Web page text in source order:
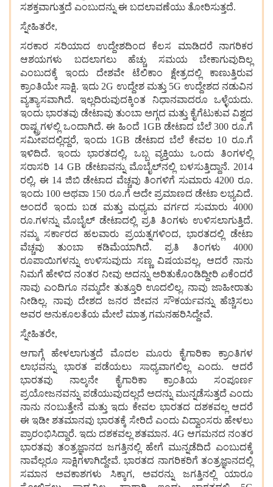
ಸಶಕ್ತವಾಗುತ್ತದೆ ಎಂಬುದನ್ನು ಈ ಬದಲಾವಣೆಯು ತೋರಿಸುತ್ತದೆ.
ಸ್ನೇಹಿತರೇ,
ಸರಕಾರ ಸರಿಯಾದ ಉದ್ದೇಶದಿಂದ ಕೆಲಸ ಮಾಡಿದರೆ ನಾಗರಿಕರ
ಆಶಯಗಳು ಬದಲಾಗಲು ಹೆಚ್ಚು ಸಮಯ ಬೇಕಾಗುವುದಿಲ್ಲ
ಎಂಬುದಕ್ಕೆ ಇಂದು ದೇಶವೇ ಟೆಲಿಕಾಂ ಕ್ಷೇತ್ರದಲ್ಲಿ ಕಾಣುತ್ತಿರುವ
ಕ್ರಾಂತಿಯೇ ಸಾಕ್ಷಿ. ಇದು 2G ಉದ್ದೇಶ ಮತ್ತು 5G ಉದ್ದೇಶದ ನಡುವಿನ
ವ್ಯತ್ಯಾಸವಾಗಿದೆ. ಇಲ್ಲದಿರುವುದಕ್ಕಿಂತ ನಿಧಾನವಾದರೂ ಒಳ್ಳೆಯದು.
ಇಂದು ಭಾರತವು ಡೇಟಾವು ತುಂಬಾ ಅಗ್ಗದ ಮತ್ತು ಕೈಗೆಟುಕುವ ವಿಶ್ವದ
ರಾಷ್ಟ್ರಗಳಲ್ಲಿ ಒಂದಾಗಿದೆ. ಈ ಹಿಂದೆ 1GB ಡೇಟಾದ ಬೆಲೆ 300 ರೂ.ಗೆ
ಸಮೀಪದಲ್ಲಿದ್ದರೆ, ಇಂದು 1GB ಡೇಟಾದ ಬೆಲೆ ಕೇವಲ 10 ರೂ.ಗೆ
ಇಳಿದಿದೆ. ಇಂದು ಭಾರತದಲ್ಲಿ, ಒಬ್ಬ ವ್ಯಕ್ತಿಯು ಒಂದು ತಿಂಗಳಲ್ಲಿ
ಸರಾಸರಿ 14 GB ಡೇಟಾವನ್ನು ಮೊಬೈಲ್‌ನಲ್ಲಿ ಬಳಸುತ್ತಿದ್ದಾನೆ. 2014
ರಲ್ಲಿ, ಈ 14 ಜಿಬಿ ಡೇಟಾದ ವೆಚ್ಚವು ತಿಂಗಳಿಗೆ ಸುಮಾರು 4200 ರೂ.
ಇಂದು 100 ಅಥವಾ 150 ರೂ.ಗೆ ಅದೇ ಪ್ರಮಾಣದ ಡೇಟಾ ಲಭ್ಯವಿದೆ.
ಅಂದರೆ ಇಂದು ಬಡ ಮತ್ತು ಮಧ್ಯಮ ವರ್ಗದ ಸುಮಾರು 4000
ರೂ.ಗಳನ್ನು ಮೊಬೈಲ್ ಡೇಟಾದಲ್ಲಿ ಪ್ರತಿ ತಿಂಗಳು ಉಳಿಸಲಾಗುತ್ತಿದೆ.
ನಮ್ಮ ಸರ್ಕಾರದ ಹಲವಾರು ಪ್ರಯತ್ನಗಳಿಂದ, ಭಾರತದಲ್ಲಿ ಡೇಟಾ
ವೆಚ್ಚವು ತುಂಬಾ ಕಡಿಮೆಯಾಗಿದೆ. ಪ್ರತಿ ತಿಂಗಳು 4000
ರೂಪಾಯಿಗಳನ್ನು ಉಳಿಸುವುದು ಸಣ್ಣ ವಿಷಯವಲ್ಲ, ಆದರೆ ನಾನು
ನಿಮಗೆ ಹೇಳಿದ ನಂತರ ನೀವು ಅದನ್ನು ಅರಿತುಕೊಂಡಿದ್ದೀರಿ ಏಕೆಂದರೆ
ನಾವು ಎಂದಿಗೂ ನಮ್ಮದೇ ತುತ್ತೂರಿ ಊದಲಿಲ್ಲ. ನಾವು ಜಾಹೀರಾತು
ನೀಡಿಲ್ಲ. ನಾವು ದೇಶದ ಜನರ ಜೀವನ ಸೌಕರ್ಯವನ್ನು ಹೆಚ್ಚಿಸಲು
ಅವರ ಅನುಕೂಲತೆಯ ಮೇಲೆ ಮಾತ್ರ ಗಮನಹರಿಸಿದ್ದೇವೆ.
ಸ್ನೇಹಿತರೇ,
ಆಗಾಗ್ಗೆ ಹೇಳಲಾಗುತ್ತದೆ ಮೊದಲ ಮೂರು ಕೈಗಾರಿಕಾ ಕ್ರಾಂತಿಗಳ
ಲಾಭವನ್ನು ಭಾರತ ಪಡೆಯಲು ಸಾಧ್ಯವಾಗಲಿಲ್ಲ ಎಂದು. ಆದರೆ
ಭಾರತವು ನಾಲ್ಕನೇ ಕೈಗಾರಿಕಾ ಕ್ರಾಂತಿಯ ಸಂಪೂರ್ಣ
ಪ್ರಯೋಜನವನ್ನು ಪಡೆಯುವುದಲ್ಲದೆ ಅದನ್ನು ಮುನ್ನಡೆಸುತ್ತದೆ ಎಂದು
ನಾನು ನಂಬುತ್ತೇನೆ ಮತ್ತು ಇದು ಕೇವಲ ಭಾರತದ ದಶಕವಲ್ಲ ಆದರೆ
ಈ ಇಡೀ ಶತಮಾನವು ಭಾರತಕ್ಕೆ ಸೇರಿದೆ ಎಂದು ವಿದ್ವಾಂಸರು ಹೇಳಲು
ಪ್ರಾರಂಭಿಸಿದ್ದಾರೆ. ಇದು ದಶಕವಲ್ಲ ಶತಮಾನ. 4G ಆಗಮನದ ನಂತರ
ಭಾರತವು ತಂತ್ರಜ್ಞಾನದ ಜಗತ್ತಿನಲ್ಲಿ ಹೇಗೆ ಮುನ್ನಡೆದಿದೆ ಎಂಬುದಕ್ಕೆ
ನಾವೆಲ್ಲರೂ ಸಾಕ್ಷಿಗಳಾಗಿದ್ದೇವೆ. ಭಾರತದ ನಾಗರಿಕರಿಗೆ ತಂತ್ರಜ್ಞಾನದಲ್ಲಿ
ಸಮಾನ ಅವಕಾಶಗಳು ಸಿಕ್ಕಾಗ, ಅವರನ್ನು ಜಗತ್ತಿನಲ್ಲಿ ಯಾರೂ